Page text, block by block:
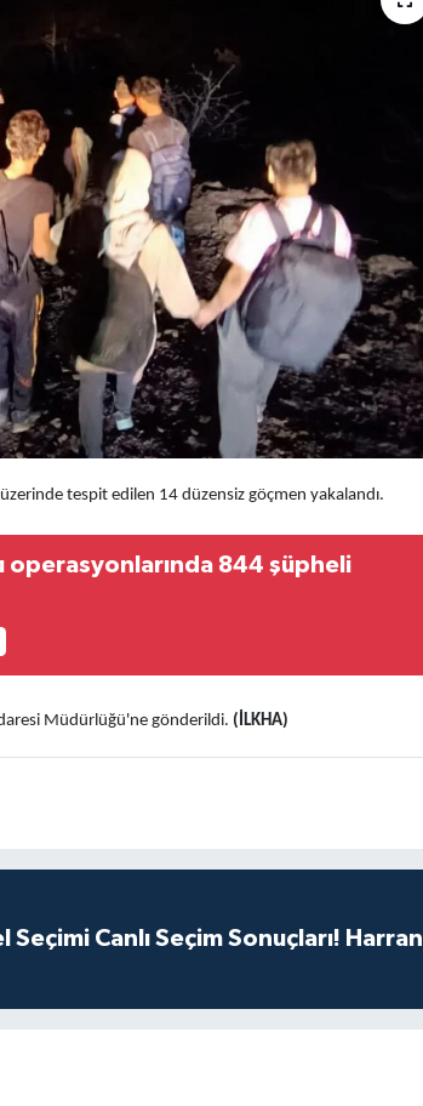
tespit edilen 14 düzensiz göçmen yakalandı.
operasyonlarında 844 şüpheli
Müdürlüğü'ne gönderildi. (İLKHA)
Canlı Seçim Sonuçları! Harran